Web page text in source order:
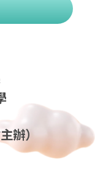
辦）